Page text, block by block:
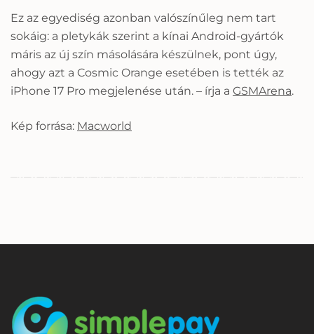
Ez az egyediség azonban valószínűleg nem tart
sokáig: a pletykák szerint a kínai Android-gyártók
máris az új szín másolására készülnek, pont úgy,
ahogy azt a Cosmic Orange esetében is tették az
iPhone 17 Pro megjelenése után. – írja a GSMArena.
Kép forrása: Macworld